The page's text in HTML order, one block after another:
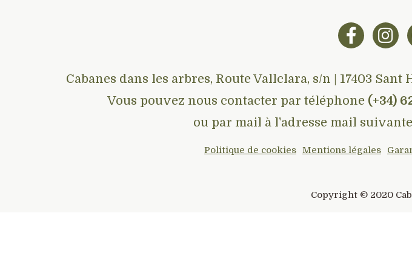
Cabanes dans les arbres, Route Vallclara, s/n | 17403 Sant
Vous pouvez nous contacter par téléphone (+34)
ou par mail à l'adresse mail suivante
Politique de cookies Mentions légales
Copyright © 2020